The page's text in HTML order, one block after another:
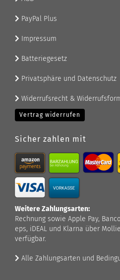
PayPal Plus
Impressum
Batteriegesetz
Privatsphäre und Datenschutz
Widerrufsrecht &
Vertrag widerrufen
Sicher zahlen mit
Weitere Zahlungsarten:
Rechnung sowie Apple Pay,
eps, iDEAL und Klarna über
verfügbar.
Alle Zahlungsarten und